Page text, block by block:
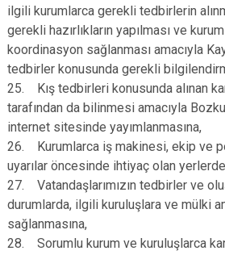
ilgili kurumlarca gerekli tedbirlerin
gerekli hazırlıkların yapılması ve
koordinasyon sağlanması amacıyla
tedbirler konusunda gerekli
25. Kış tedbirleri konusunda alınan
tarafından da bilinmesi amacıyla
internet sitesinde yayımlanmasına,
26. Kurumlarca iş makinesi, ekip ve
uyarılar öncesinde ihtiyaç olan yerlerde
27. Vatandaşlarımızın tedbirler ve
durumlarda, ilgili kuruluşlara ve mülki
sağlanmasına,
28. Sorumlu kurum ve kuruluşlarca